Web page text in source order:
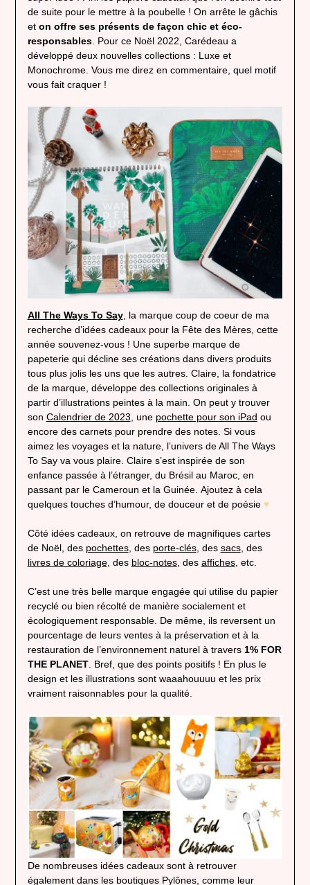
de suite pour le mettre à la poubelle ! On arrête le gâchis
et on offre ses présents de façon chic et éco-
responsables. Pour ce Noël 2022, Carédeau a
développé deux nouvelles collections : Luxe et
Monochrome. Vous me direz en commentaire, quel motif
vous fait craquer !
All The Ways To Say, la marque coup de coeur de ma
recherche d’idées cadeaux pour la Fête des Mères, cette
année souvenez-vous ! Une superbe marque de
papeterie qui décline ses créations dans divers produits
tous plus jolis les uns que les autres. Claire, la fondatrice
de la marque, développe des collections originales à
partir d’illustrations peintes à la main. On peut y trouver
son Calendrier de 2023 , une pochette pour son iPad ou
encore des carnets pour prendre des notes. Si vous
aimez les voyages et la nature, l’univers de All The Ways
To Say va vous plaire. Claire s’est inspirée de son
enfance passée à l’étranger, du Brésil au Maroc, en
passant par le Cameroun et la Guinée. Ajoutez à cela
quelques touches d’humour, de douceur et de poésie ♥
Côté idées cadeaux, on retrouve de magnifiques cartes
de Noël, des pochettes, des porte-clés, des sacs, des
livres de coloriage, des bloc-notes, des affiches, etc.
C’est une très belle marque engagée qui utilise du papier
recyclé ou bien récolté de manière socialement et
écologiquement responsable. De même, ils reversent un
pourcentage de leurs ventes à la préservation et à la
restauration de l’environnement naturel à travers 1% FOR
THE PLANET. Bref, que des points positifs ! En plus le
design et les illustrations sont waaahouuuu et les prix
vraiment raisonnables pour la qualité.
De nombreuses idées cadeaux sont à retrouver
également dans les boutiques Pylônes, comme leur